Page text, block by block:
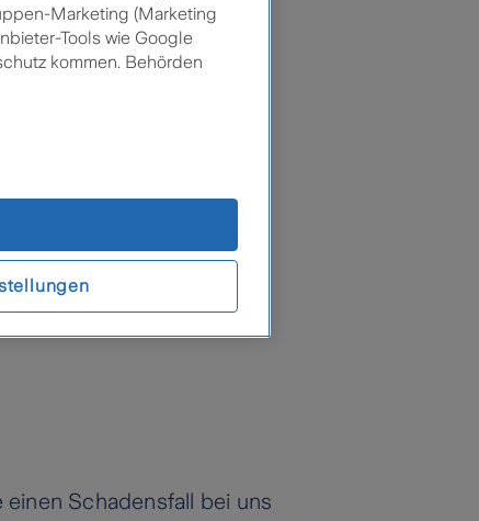
Schadensfall bei uns
Marketing (Marketing
Tools wie Google
kommen. Behörden